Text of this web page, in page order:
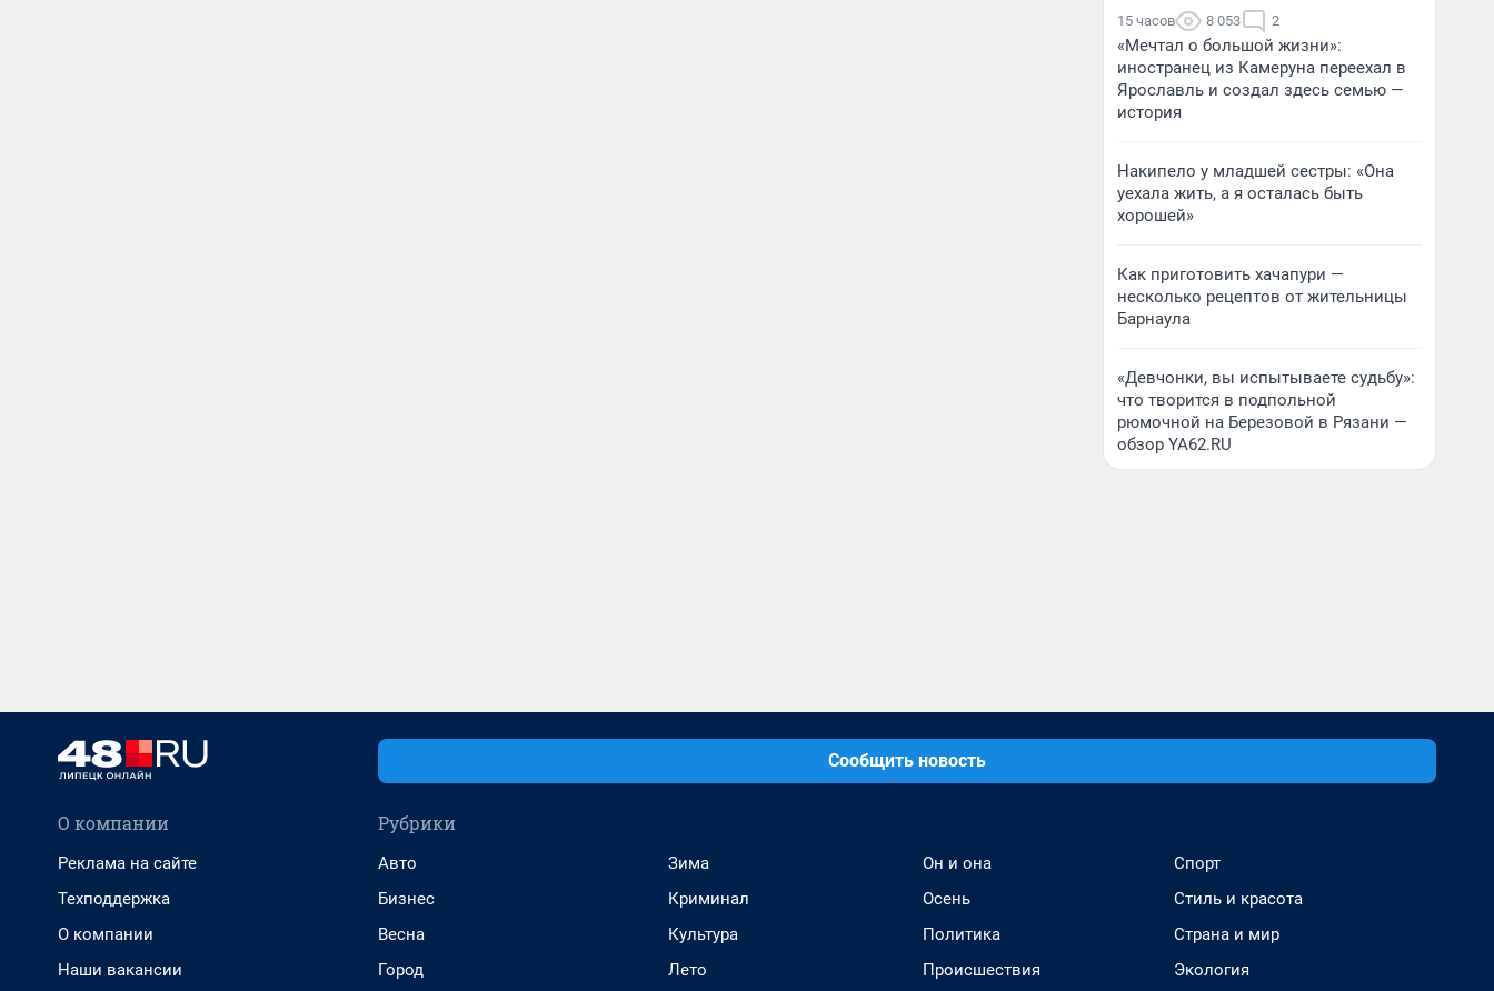
15 часов 8 053 2
«Мечтал о большой жизни»:
иностранец из Камеруна переехал в
Ярославль и создал здесь семью —
история
Накипело у младшей сестры: «Она
уехала жить, а я осталась быть
хорошей»
Как приготовить хачапури —
несколько рецептов от жительницы
Барнаула
«Девчонки, вы испытываете судьбу»:
что творится в подпольной
рюмочной на Березовой в Рязани —
обзор YA62.RU
Сообщить новость
О компании
Реклама на сайте
Техподдержка
О компании
Наши вакансии
Рубрики
Авто
Бизнес
Весна
Город
Зима
Криминал
Культура
Лето
Он и она
Осень
Политика
Происшествия
Спорт
Стиль и красота
Страна и мир
Экология